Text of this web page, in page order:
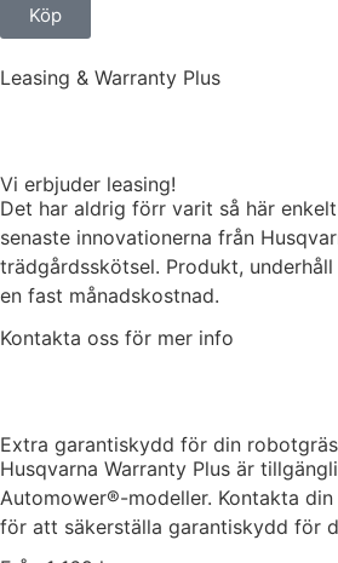
Köp
Leasing & Warranty Plus
Vi erbjuder leasing!
Det har aldrig förr varit så här
senaste innovationerna från
trädgårdsskötsel. Produkt,
en fast månadskostnad.
Kontakta oss för mer info
Extra garantiskydd för din
Husqvarna Warranty Plus är
Automower®-modeller. Kontakta
för att säkerställa garantiskydd för